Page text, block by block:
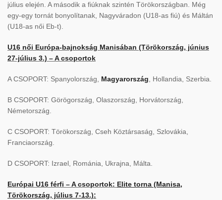
július elején. A második a fiúknak szintén Törökországban. Még
egy-egy tornát bonyolítanak, Nagyváradon (U18-as fiú) és Máltán
(U18-as női Eb-t).
U16 női Európa-bajnokság Manisában (Törökország, június
27-július 3.) – A csoportok
A CSOPORT: Spanyolország, Magyarország , Hollandia, Szerbia.
B CSOPORT: Görögország, Olaszország, Horvátország,
Németország.
C CSOPORT: Törökország, Cseh Köztársaság, Szlovákia,
Franciaország.
D CSOPORT: Izrael, Románia, Ukrajna, Málta.
Európai U16 férfi – A csoportok: Elite torna (Manisa,
Törökország, július 7-13.):